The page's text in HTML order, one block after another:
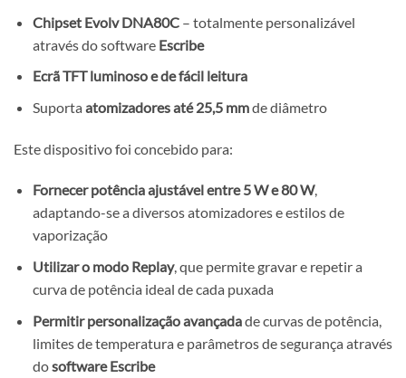
Chipset Evolv DNA80C– totalmente personalizável
através do software Escribe
Ecrã TFT luminoso e de fácil leitura
Suporta atomizadores até 25,5 mmde diâmetro
Este dispositivo foi concebido para:
Fornecer potência ajustável entre 5 W e 80 W,
adaptando-se a diversos atomizadores e estilos de
vaporização
Utilizar o modo Replay, que permite gravar e repetir a
curva de potência ideal de cada puxada
Permitir personalização avançadade curvas de potência,
limites de temperatura e parâmetros de segurança através
dosoftware Escribe